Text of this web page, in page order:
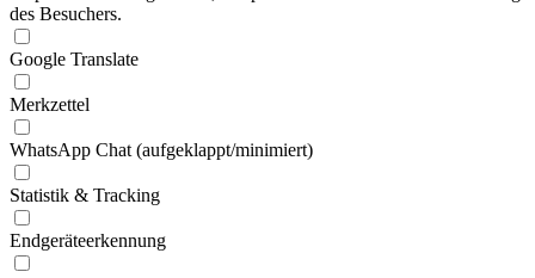
des Besuchers.
Google Translate
Merkzettel
WhatsApp Chat (aufgeklappt/minimiert)
Statistik & Tracking
Endgeräteerkennung